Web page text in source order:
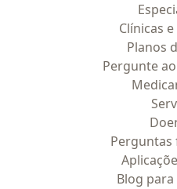
Clínicas
Planos
Pergunte
Blog